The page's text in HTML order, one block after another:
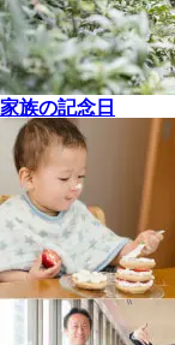
家族の記念日